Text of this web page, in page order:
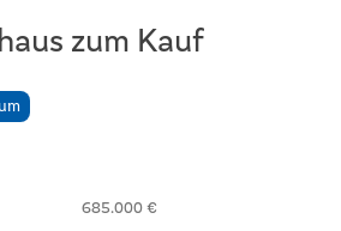
zum Kauf
685.000 €